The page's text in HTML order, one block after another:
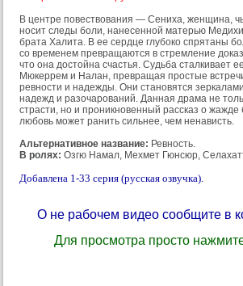
В центре повествования — Сениха, женщина,
носит следы боли, нанесенной матерью
брата Халита. В ее сердце глубоко спрятаны
со временем превращаются в стремление
что она достойна счастья. Судьба сталкивает
Мюкеррем и Налан, превращая простые
ревности и надежды. Они становятся
надежд и разочарований. Данная драма не
страсти, но и проникновенный рассказ о жажде
любовь может ранить сильнее, чем ненависть.
Альтернативное название: Ревность.
В ролях: Озгю Намал, Мехмет Гюнсюр,
Добавлена 1-33 серия (русская озвучка).
О не рабочем видео сообщите в
Для просмотра просто